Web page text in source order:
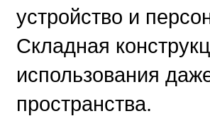
устройство и
Складная
использования
пространства.